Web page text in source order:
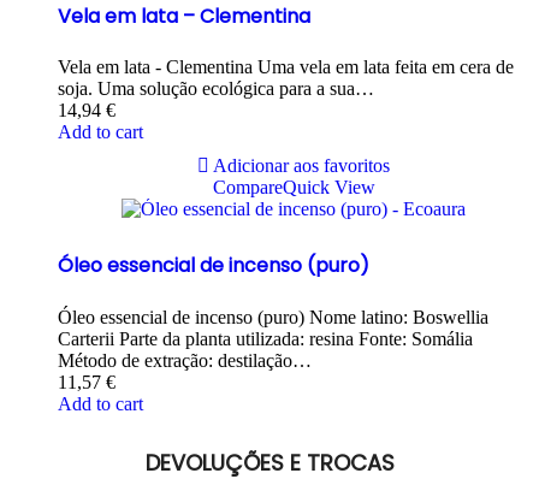
Vela em lata – Clementina
Vela em lata - Clementina Uma vela em lata feita em cera de
soja. Uma solução ecológica para a sua…
14,94 €
Add to cart
Adicionar aos favoritos
CompareQuick View
Óleo essencial de incenso (puro)
Óleo essencial de incenso (puro) Nome latino: Boswellia
Carterii Parte da planta utilizada: resina Fonte: Somália
Método de extração: destilação…
11,57 €
Add to cart
DEVOLUÇÕES E TROCAS